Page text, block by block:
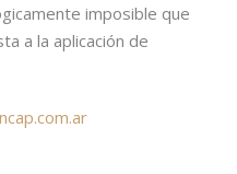
imposible que
a la aplicación de